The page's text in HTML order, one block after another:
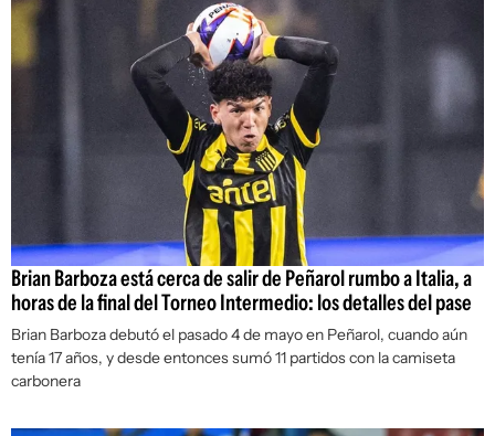
Brian Barboza está cerca de salir de Peñarol rumbo a Italia, a
horas de la final del Torneo Intermedio: los detalles del pase
Brian Barboza debutó el pasado 4 de mayo en Peñarol, cuando aún
tenía 17 años, y desde entonces sumó 11 partidos con la camiseta
carbonera